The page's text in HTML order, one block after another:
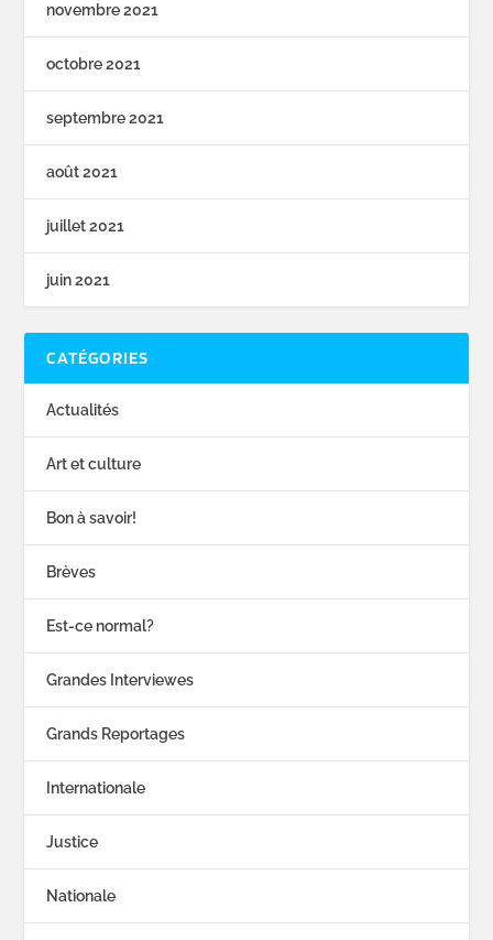
novembre 2021
octobre 2021
septembre 2021
août 2021
juillet 2021
juin 2021
CATÉGORIES
Actualités
Art et culture
Bon à savoir!
Brèves
Est-ce normal?
Grandes Interviewes
Grands Reportages
Internationale
Justice
Nationale